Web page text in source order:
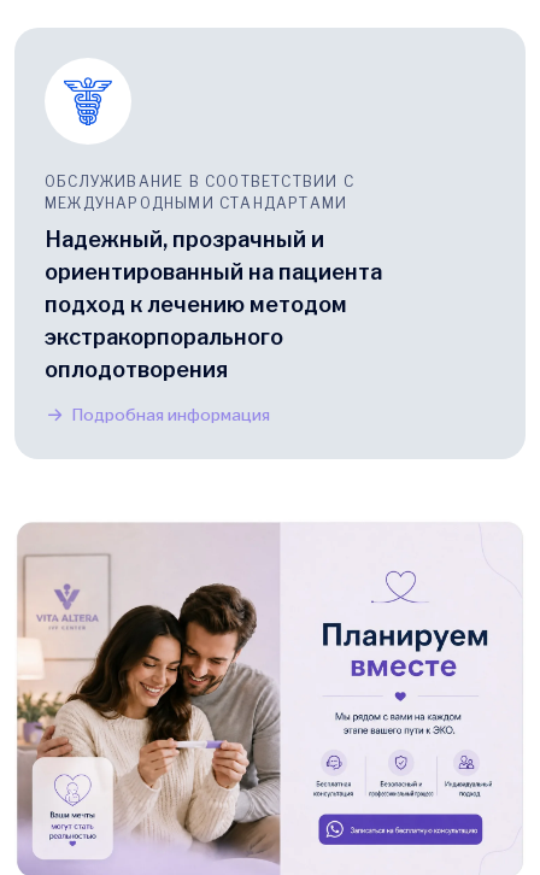
ОБСЛУЖИВАНИЕ В СООТВЕТСТВИИ С
МЕЖДУНАРОДНЫМИ СТАНДАРТАМИ
Надежный, прозрачный и
ориентированный на пациента
подход к лечению методом
экстракорпорального
оплодотворения
Подробная информация